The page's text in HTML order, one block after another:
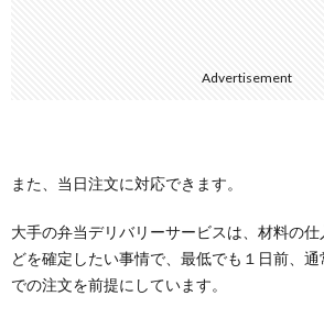
Advertisement
また、当日注文に対応できます。
大手の弁当デリバリーサービスは、材料の
どを確定したい事情で、最低でも１日前、
での注文を前提にしています。